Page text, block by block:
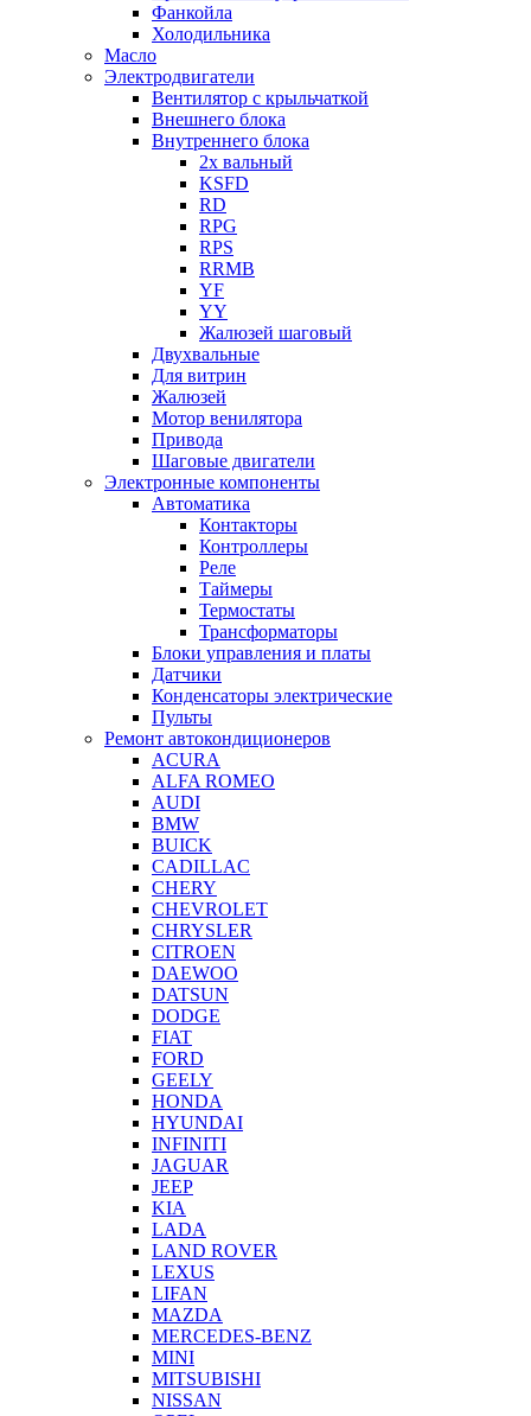
Фанкойла
Холодильника
Масло
Электродвигатели
Вентилятор с крыльчаткой
Внешнего блока
Внутреннего блока
2х вальный
KSFD
RD
RPG
RPS
RRMB
YF
YY
Жалюзей шаговый
Двухвальные
Для витрин
Жалюзей
Мотор венилятора
Привода
Шаговые двигатели
Электронные компоненты
Автоматика
Контакторы
Контроллеры
Реле
Таймеры
Термостаты
Трансформаторы
Блоки управления и платы
Датчики
Конденсаторы электрические
Пульты
Ремонт автокондиционеров
ACURA
ALFA ROMEO
AUDI
BMW
BUICK
CADILLAC
CHERY
CHEVROLET
CHRYSLER
CITROEN
DAEWOO
DATSUN
DODGE
FIAT
FORD
GEELY
HONDA
HYUNDAI
INFINITI
JAGUAR
JEEP
KIA
LADA
LAND ROVER
LEXUS
LIFAN
MAZDA
MERCEDES-BENZ
MINI
MITSUBISHI
NISSAN